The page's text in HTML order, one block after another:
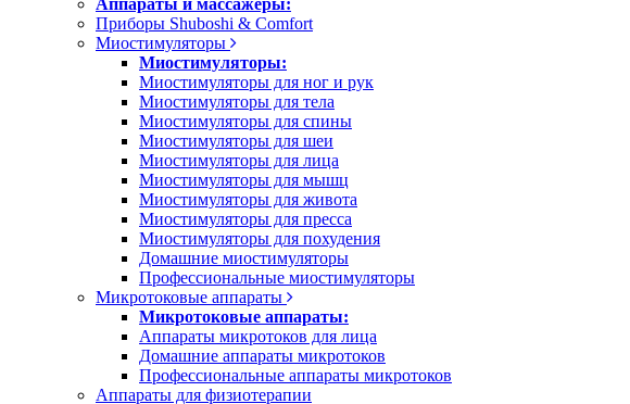
Аппараты и массажеры:
Приборы Shuboshi & Comfort
Миостимуляторы
Миостимуляторы:
Миостимуляторы для ног и рук
Миостимуляторы для тела
Миостимуляторы для спины
Миостимуляторы для шеи
Миостимуляторы для лица
Миостимуляторы для мышц
Миостимуляторы для живота
Миостимуляторы для пресса
Миостимуляторы для похудения
Домашние миостимуляторы
Профессиональные миостимуляторы
Микротоковые аппараты
Микротоковые аппараты:
Аппараты микротоков для лица
Домашние аппараты микротоков
Профессиональные аппараты микротоков
Аппараты для физиотерапии